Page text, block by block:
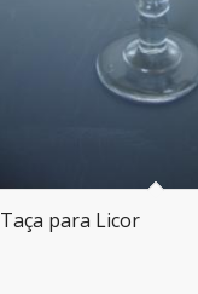
Taça para Licor